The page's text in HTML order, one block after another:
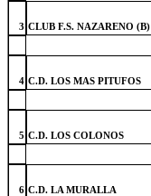
3 CLUB F.S. NAZARENO (B)
4 C.D. LOS MAS PITUFOS
5 C.D. LOS COLONOS
6 C.D. LA MURALLA